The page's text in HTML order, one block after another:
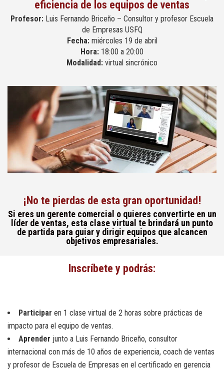
eficiencia de los equipos de ventas
Profesor: Luis Fernando Briceño – Consultor y profesor Escuela
de Empresas USFQ
Fecha:miércoles 19 de abril
Hora: 18:00 a 20:00
Modalidad: virtual sincrónico
¡No te pierdas de esta gran oportunidad!
Si eres un gerente comercial o quieres convertirte en un
líder de ventas, esta clase virtual te brindará un punto
de partida para guiar y dirigir equipos que alcancen
objetivos empresariales.
Inscríbete y podrás:
Participar en 1 clase virtual de 2 horas sobre prácticas de
impacto para el equipo de ventas.
Aprender junto a Luis Fernando Briceño, consultor
internacional con más de 10 años de experiencia, coach de ventas
y profesor de Escuela de Empresas en el certificado en gerencia